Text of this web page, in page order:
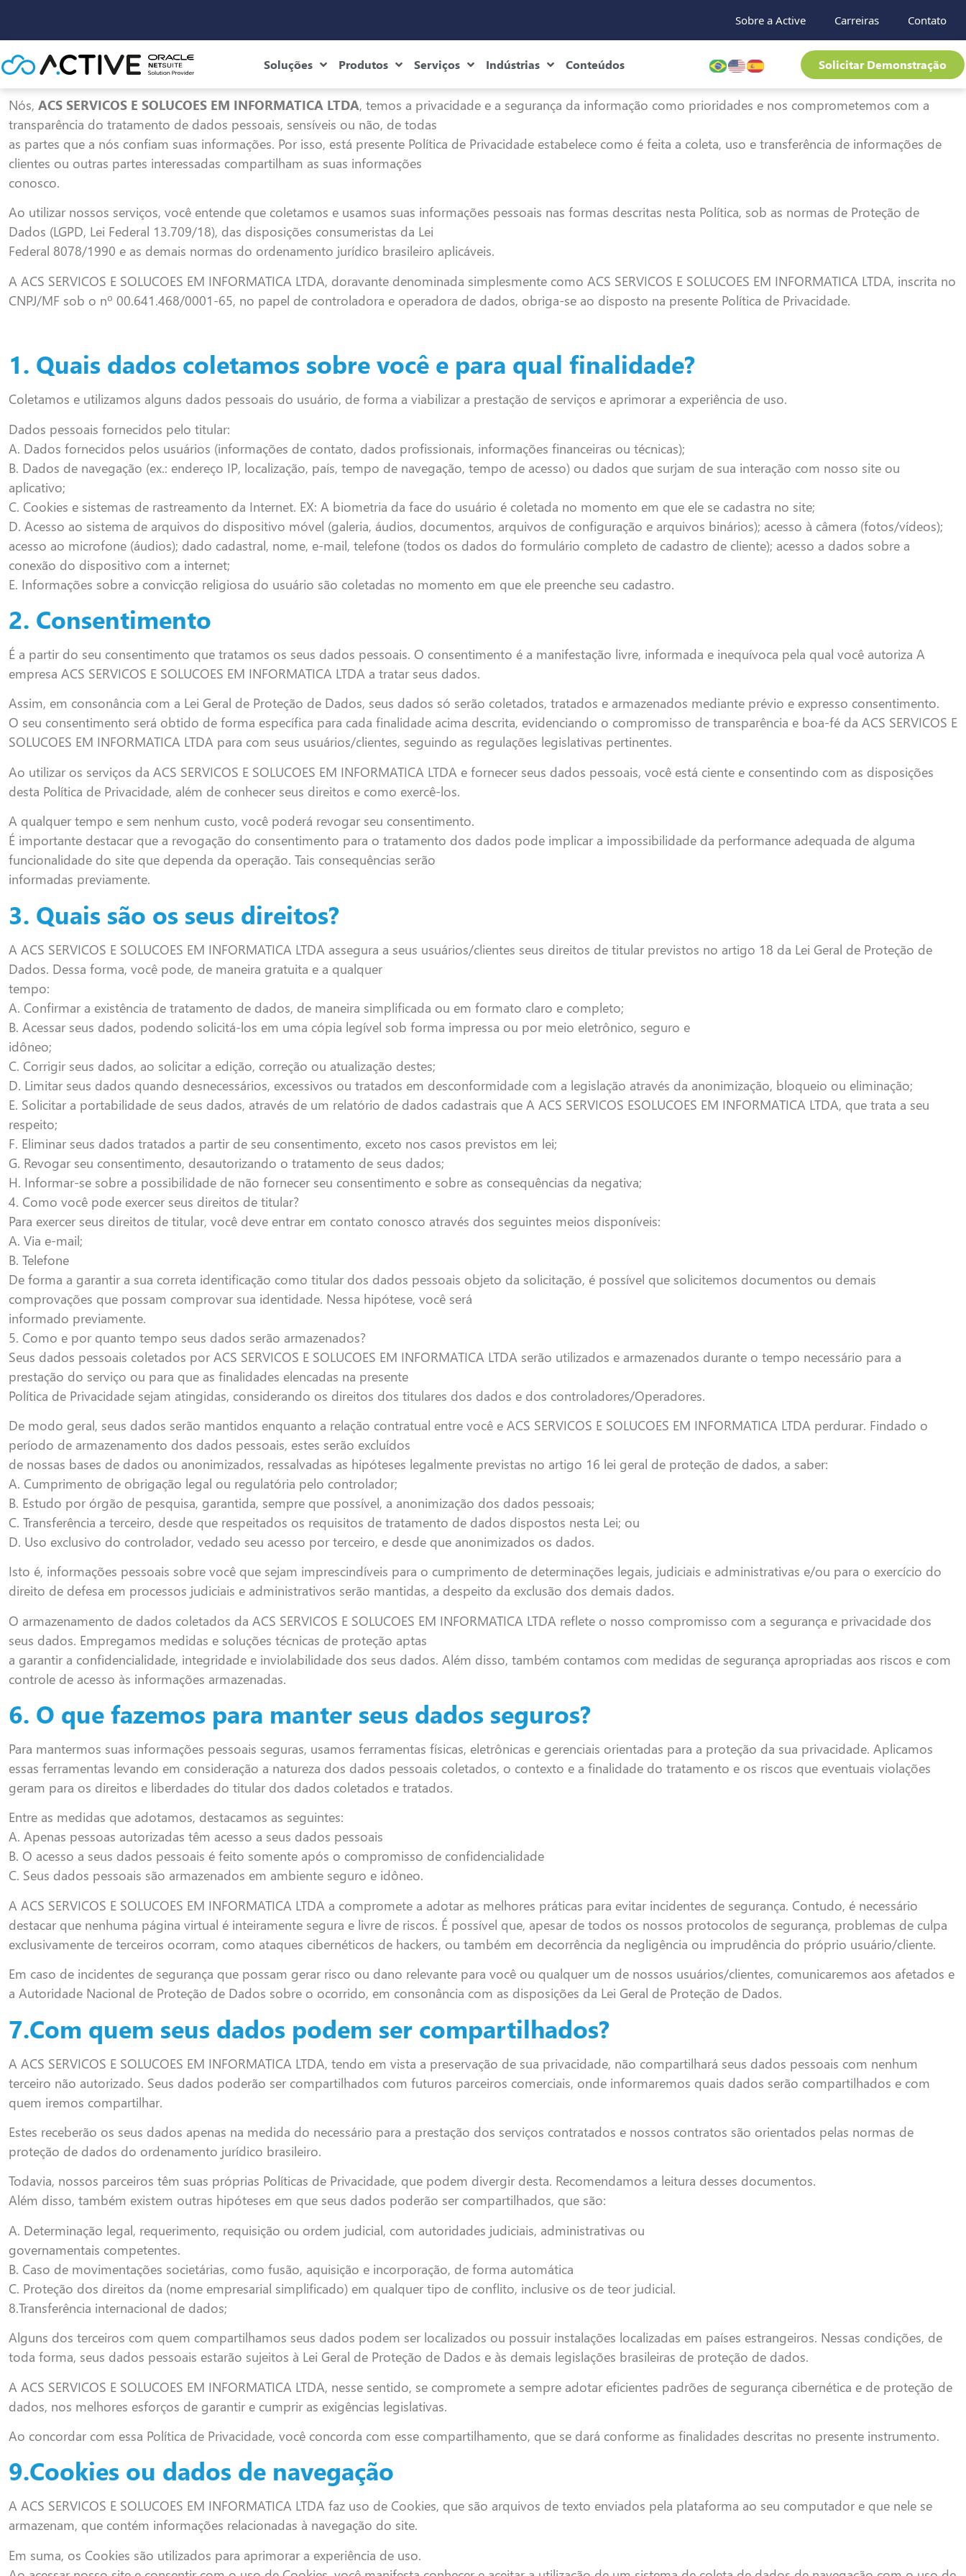
Sobre a Active Carreiras Contato
Soluções Produtos Serviços Indústrias Conteúdos Solicitar Demonstração
Nós, ACS SERVICOS E SOLUCOES EM INFORMATICA LTDA, temos a privacidade e a segurança da informação como prioridades e nos comprometemos com a
transparência do tratamento de dados pessoais, sensíveis ou não, de todas
as partes que a nós confiam suas informações. Por isso, está presente Política de Privacidade estabelece como é feita a coleta, uso e transferência de informações de
clientes ou outras partes interessadas compartilham as suas informações
conosco.
Ao utilizar nossos serviços, você entende que coletamos e usamos suas informações pessoais nas formas descritas nesta Política, sob as normas de Proteção de
Dados (LGPD, Lei Federal 13.709/18), das disposições consumeristas da Lei
Federal 8078/1990 e as demais normas do ordenamento jurídico brasileiro aplicáveis.
A ACS SERVICOS E SOLUCOES EM INFORMATICA LTDA, doravante denominada simplesmente como ACS SERVICOS E SOLUCOES EM INFORMATICA LTDA, inscrita no
CNPJ/MF sob o nº 00.641.468/0001-65, no papel de controladora e operadora de dados, obriga-se ao disposto na presente Política de Privacidade.
1. Quais dados coletamos sobre você e para qual finalidade?
Coletamos e utilizamos alguns dados pessoais do usuário, de forma a viabilizar a prestação de serviços e aprimorar a experiência de uso.
Dados pessoais fornecidos pelo titular:
A. Dados fornecidos pelos usuários (informações de contato, dados profissionais, informações financeiras ou técnicas);
B. Dados de navegação (ex.: endereço IP, localização, país, tempo de navegação, tempo de acesso) ou dados que surjam de sua interação com nosso site ou
aplicativo;
C. Cookies e sistemas de rastreamento da Internet. EX: A biometria da face do usuário é coletada no momento em que ele se cadastra no site;
D. Acesso ao sistema de arquivos do dispositivo móvel (galeria, áudios, documentos, arquivos de configuração e arquivos binários); acesso à câmera (fotos/vídeos);
acesso ao microfone (áudios); dado cadastral, nome, e-mail, telefone (todos os dados do formulário completo de cadastro de cliente); acesso a dados sobre a
conexão do dispositivo com a internet;
E. Informações sobre a convicção religiosa do usuário são coletadas no momento em que ele preenche seu cadastro.
2. Consentimento
É a partir do seu consentimento que tratamos os seus dados pessoais. O consentimento é a manifestação livre, informada e inequívoca pela qual você autoriza A
empresa ACS SERVICOS E SOLUCOES EM INFORMATICA LTDA a tratar seus dados.
Assim, em consonância com a Lei Geral de Proteção de Dados, seus dados só serão coletados, tratados e armazenados mediante prévio e expresso consentimento.
O seu consentimento será obtido de forma específica para cada finalidade acima descrita, evidenciando o compromisso de transparência e boa-fé da ACS SERVICOS E
SOLUCOES EM INFORMATICA LTDA para com seus usuários/clientes, seguindo as regulações legislativas pertinentes.
Ao utilizar os serviços da ACS SERVICOS E SOLUCOES EM INFORMATICA LTDA e fornecer seus dados pessoais, você está ciente e consentindo com as disposições
desta Política de Privacidade, além de conhecer seus direitos e como exercê-los.
A qualquer tempo e sem nenhum custo, você poderá revogar seu consentimento.
É importante destacar que a revogação do consentimento para o tratamento dos dados pode implicar a impossibilidade da performance adequada de alguma
funcionalidade do site que dependa da operação. Tais consequências serão
informadas previamente.
3. Quais são os seus direitos?
A ACS SERVICOS E SOLUCOES EM INFORMATICA LTDA assegura a seus usuários/clientes seus direitos de titular previstos no artigo 18 da Lei Geral de Proteção de
Dados. Dessa forma, você pode, de maneira gratuita e a qualquer
tempo:
A. Confirmar a existência de tratamento de dados, de maneira simplificada ou em formato claro e completo;
B. Acessar seus dados, podendo solicitá-los em uma cópia legível sob forma impressa ou por meio eletrônico, seguro e
idôneo;
C. Corrigir seus dados, ao solicitar a edição, correção ou atualização destes;
D. Limitar seus dados quando desnecessários, excessivos ou tratados em desconformidade com a legislação através da anonimização, bloqueio ou eliminação;
E. Solicitar a portabilidade de seus dados, através de um relatório de dados cadastrais que A ACS SERVICOS ESOLUCOES EM INFORMATICA LTDA, que trata a seu
respeito;
F. Eliminar seus dados tratados a partir de seu consentimento, exceto nos casos previstos em lei;
G. Revogar seu consentimento, desautorizando o tratamento de seus dados;
H. Informar-se sobre a possibilidade de não fornecer seu consentimento e sobre as consequências da negativa;
4. Como você pode exercer seus direitos de titular?
Para exercer seus direitos de titular, você deve entrar em contato conosco através dos seguintes meios disponíveis:
A. Via e-mail;
B. Telefone
De forma a garantir a sua correta identificação como titular dos dados pessoais objeto da solicitação, é possível que solicitemos documentos ou demais
comprovações que possam comprovar sua identidade. Nessa hipótese, você será
informado previamente.
5. Como e por quanto tempo seus dados serão armazenados?
Seus dados pessoais coletados por ACS SERVICOS E SOLUCOES EM INFORMATICA LTDA serão utilizados e armazenados durante o tempo necessário para a
prestação do serviço ou para que as finalidades elencadas na presente
Política de Privacidade sejam atingidas, considerando os direitos dos titulares dos dados e dos controladores/Operadores.
De modo geral, seus dados serão mantidos enquanto a relação contratual entre você e ACS SERVICOS E SOLUCOES EM INFORMATICA LTDA perdurar. Findado o
período de armazenamento dos dados pessoais, estes serão excluídos
de nossas bases de dados ou anonimizados, ressalvadas as hipóteses legalmente previstas no artigo 16 lei geral de proteção de dados, a saber:
A. Cumprimento de obrigação legal ou regulatória pelo controlador;
B. Estudo por órgão de pesquisa, garantida, sempre que possível, a anonimização dos dados pessoais;
C. Transferência a terceiro, desde que respeitados os requisitos de tratamento de dados dispostos nesta Lei; ou
D. Uso exclusivo do controlador, vedado seu acesso por terceiro, e desde que anonimizados os dados.
Isto é, informações pessoais sobre você que sejam imprescindíveis para o cumprimento de determinações legais, judiciais e administrativas e/ou para o exercício do
direito de defesa em processos judiciais e administrativos serão mantidas, a despeito da exclusão dos demais dados.
O armazenamento de dados coletados da ACS SERVICOS E SOLUCOES EM INFORMATICA LTDA reflete o nosso compromisso com a segurança e privacidade dos
seus dados. Empregamos medidas e soluções técnicas de proteção aptas
a garantir a confidencialidade, integridade e inviolabilidade dos seus dados. Além disso, também contamos com medidas de segurança apropriadas aos riscos e com
controle de acesso às informações armazenadas.
6. O que fazemos para manter seus dados seguros?
Para mantermos suas informações pessoais seguras, usamos ferramentas físicas, eletrônicas e gerenciais orientadas para a proteção da sua privacidade. Aplicamos
essas ferramentas levando em consideração a natureza dos dados pessoais coletados, o contexto e a finalidade do tratamento e os riscos que eventuais violações
geram para os direitos e liberdades do titular dos dados coletados e tratados.
Entre as medidas que adotamos, destacamos as seguintes:
A. Apenas pessoas autorizadas têm acesso a seus dados pessoais
B. O acesso a seus dados pessoais é feito somente após o compromisso de confidencialidade
C. Seus dados pessoais são armazenados em ambiente seguro e idôneo.
A ACS SERVICOS E SOLUCOES EM INFORMATICA LTDA a compromete a adotar as melhores práticas para evitar incidentes de segurança. Contudo, é necessário
destacar que nenhuma página virtual é inteiramente segura e livre de riscos. É possível que, apesar de todos os nossos protocolos de segurança, problemas de culpa
exclusivamente de terceiros ocorram, como ataques cibernéticos de hackers, ou também em decorrência da negligência ou imprudência do próprio usuário/cliente.
Em caso de incidentes de segurança que possam gerar risco ou dano relevante para você ou qualquer um de nossos usuários/clientes, comunicaremos aos afetados e
a Autoridade Nacional de Proteção de Dados sobre o ocorrido, em consonância com as disposições da Lei Geral de Proteção de Dados.
7.Com quem seus dados podem ser compartilhados?
A ACS SERVICOS E SOLUCOES EM INFORMATICA LTDA, tendo em vista a preservação de sua privacidade, não compartilhará seus dados pessoais com nenhum
terceiro não autorizado. Seus dados poderão ser compartilhados com futuros parceiros comerciais, onde informaremos quais dados serão compartilhados e com
quem iremos compartilhar.
Estes receberão os seus dados apenas na medida do necessário para a prestação dos serviços contratados e nossos contratos são orientados pelas normas de
proteção de dados do ordenamento jurídico brasileiro.
Todavia, nossos parceiros têm suas próprias Políticas de Privacidade, que podem divergir desta. Recomendamos a leitura desses documentos.
Além disso, também existem outras hipóteses em que seus dados poderão ser compartilhados, que são:
A. Determinação legal, requerimento, requisição ou ordem judicial, com autoridades judiciais, administrativas ou
governamentais competentes.
B. Caso de movimentações societárias, como fusão, aquisição e incorporação, de forma automática
C. Proteção dos direitos da (nome empresarial simplificado) em qualquer tipo de conflito, inclusive os de teor judicial.
8.Transferência internacional de dados;
Alguns dos terceiros com quem compartilhamos seus dados podem ser localizados ou possuir instalações localizadas em países estrangeiros. Nessas condições, de
toda forma, seus dados pessoais estarão sujeitos à Lei Geral de Proteção de Dados e às demais legislações brasileiras de proteção de dados.
A ACS SERVICOS E SOLUCOES EM INFORMATICA LTDA, nesse sentido, se compromete a sempre adotar eficientes padrões de segurança cibernética e de proteção de
dados, nos melhores esforços de garantir e cumprir as exigências legislativas.
Ao concordar com essa Política de Privacidade, você concorda com esse compartilhamento, que se dará conforme as finalidades descritas no presente instrumento.
9.Cookies ou dados de navegação
A ACS SERVICOS E SOLUCOES EM INFORMATICA LTDA faz uso de Cookies, que são arquivos de texto enviados pela plataforma ao seu computador e que nele se
armazenam, que contém informações relacionadas à navegação do site.
Em suma, os Cookies são utilizados para aprimorar a experiência de uso.